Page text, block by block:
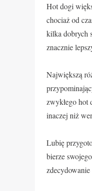
Hot dogi
chociaż od
kilka dobrych
znacznie
Największą
zwykłego hot
inaczej niż
Lubię
bierze